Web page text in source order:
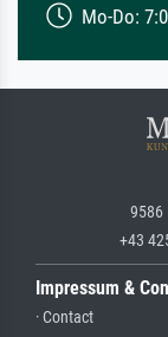
Mo-Do:
9586
+43
Impressum &
· Contact